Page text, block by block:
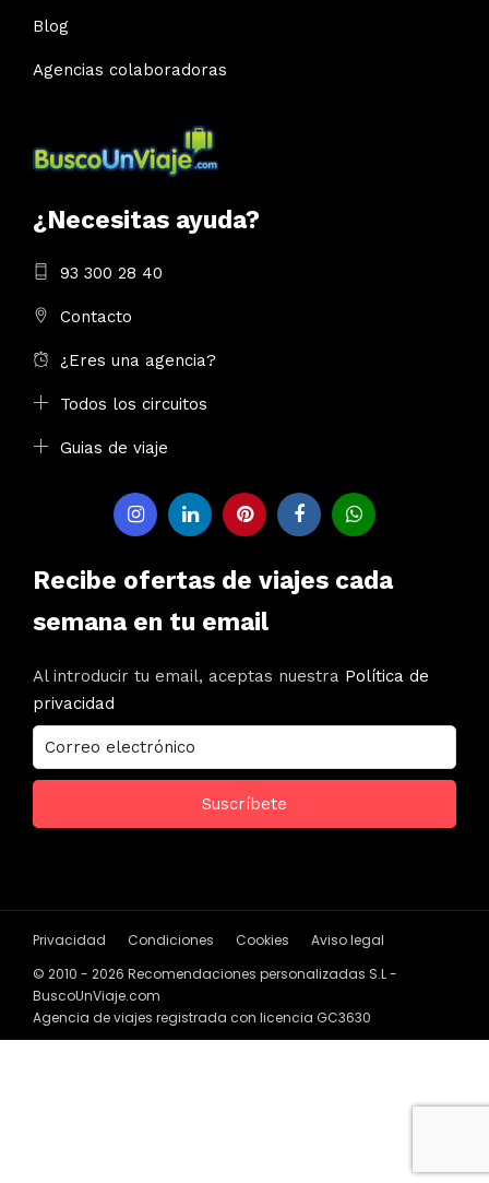
Blog
Agencias colaboradoras
¿Necesitas ayuda?
93 300 28 40
Contacto
¿Eres una agencia?
Todos los circuitos
Guias de viaje
Recibe ofertas de viajes cada
semana en tu email
Al introducir tu email, aceptas nuestra Política de
privacidad
Privacidad Condiciones Cookies
Aviso legal
© 2010 - 2026 Recomendaciones personalizadas S.L -
BuscoUnViaje.com
Agencia de viajes registrada con licencia GC3630